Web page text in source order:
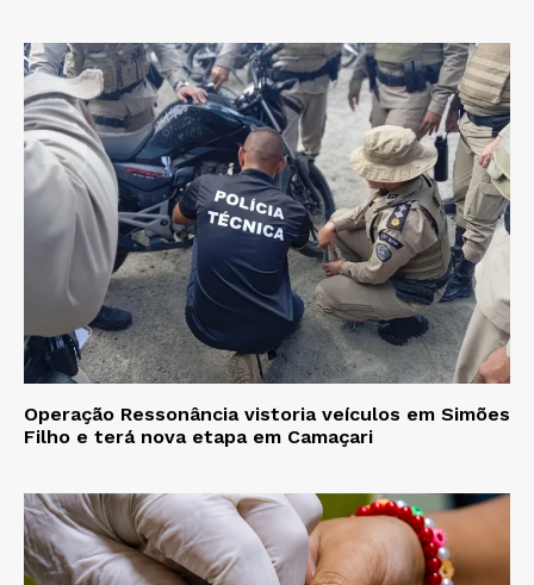
Operação Ressonância vistoria veículos em Simões
Filho e terá nova etapa em Camaçari